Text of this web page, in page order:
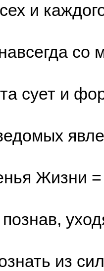
и
со
сует и
Жизни
из